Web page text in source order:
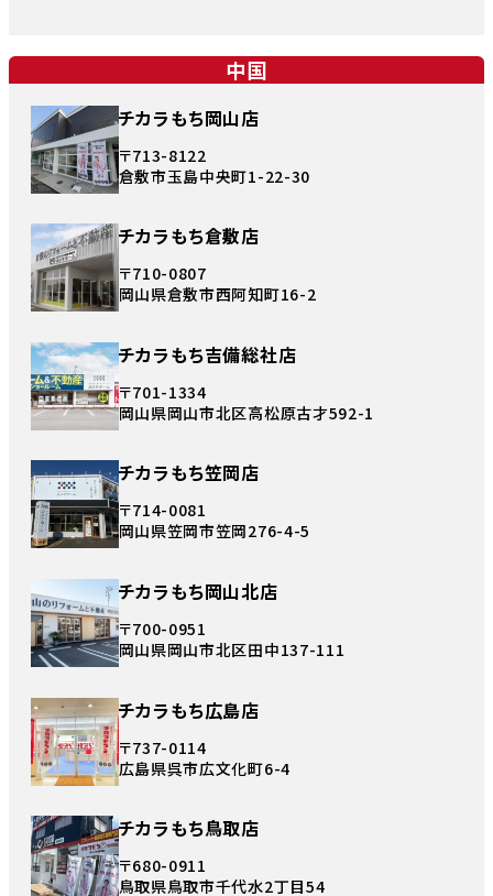
中国
チカラもち岡山店
〒713-8122
倉敷市玉島中央町1-22-30
チカラもち倉敷店
〒710-0807
岡山県倉敷市西阿知町16-2
チカラもち吉備総社店
〒701-1334
岡山県岡山市北区高松原古才592-1
チカラもち笠岡店
〒714-0081
岡山県笠岡市笠岡276-4-5
チカラもち岡山北店
〒700-0951
岡山県岡山市北区田中137-111
チカラもち広島店
〒737-0114
広島県呉市広文化町6-4
チカラもち鳥取店
〒680-0911
鳥取県鳥取市千代水2丁目54